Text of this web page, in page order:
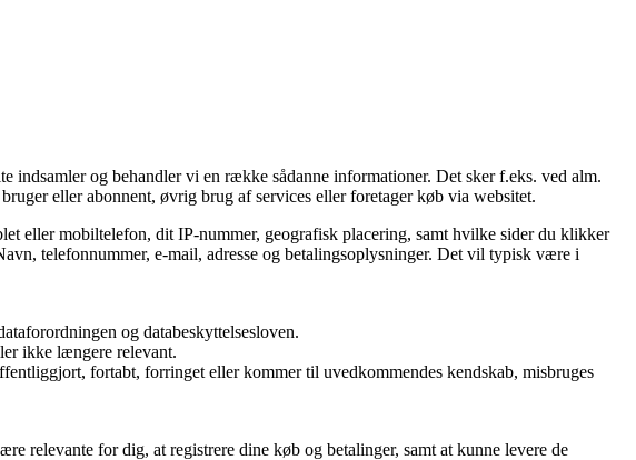
indsamler og behandler vi en række sådanne informationer. Det sker f.eks. ved alm.
eller abonnent, øvrig brug af services eller foretager køb via websitet.
eller mobiltelefon, dit IP-nummer, geografisk placering, samt hvilke sider du klikker
telefonnummer, e-mail, adresse og betalingsoplysninger. Det vil typisk være i
og databeskyttelsesloven.
ikke længere relevant.
fortabt, forringet eller kommer til uvedkommendes kendskab, misbruges
relevante for dig, at registrere dine køb og betalinger, samt at kunne levere de